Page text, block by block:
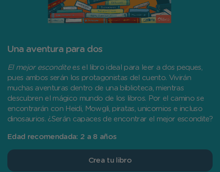
Una aventura para dos
El mejor esconditees el libro ideal para leer a dos peques,
pues ambos serán los protagonistas del cuento. Vivirán
muchas aventuras dentro de una biblioteca, mientras
descubren el mágico mundo de los libros. Por el camino se
encontrarán con Heidi, Mowgli, piratas, unicornios e incluso
dinosaurios. ¿Serán capaces de encontrar el mejor escondite?
Edad recomendada: 2 a 8 años
Crea tu libro